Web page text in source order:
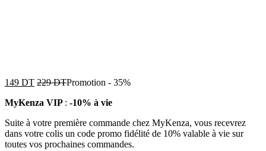
149 DT 229DTPromotion - 35%
MyKenza VIP : -10% à vie
Suite à votre première commande chez MyKenza, vous recevrez
dans votre colis un code promo fidélité de 10% valable à vie sur
toutes vos prochaines commandes.